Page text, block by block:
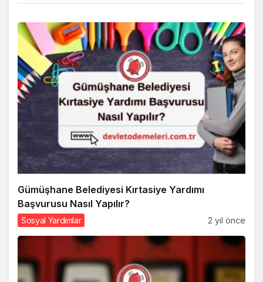
Gümüşhane Belediyesi Kırtasiye Yardımı
Başvurusu Nasıl Yapılır?
Sosyal Yardımlar 2 yıl önce